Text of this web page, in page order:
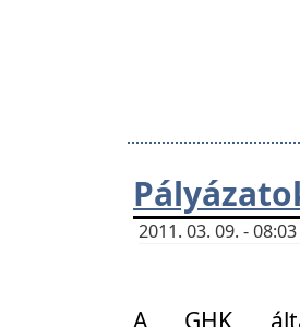
2011. 03. 09. -
A GHK